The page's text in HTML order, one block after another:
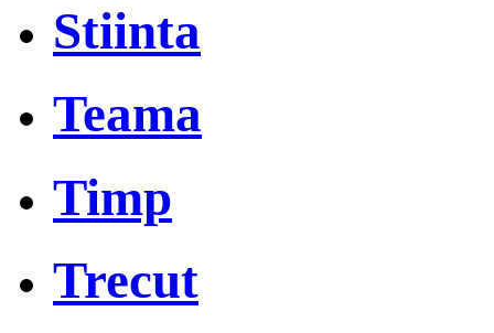
Stiinta
Teama
Timp
Trecut